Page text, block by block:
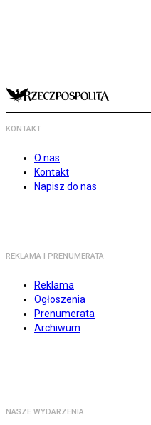
KONTAKT
O nas
Kontakt
Napisz do nas
REKLAMA I PRENUMERATA
Reklama
Ogłoszenia
Prenumerata
Archiwum
NASZE WYDARZENIA